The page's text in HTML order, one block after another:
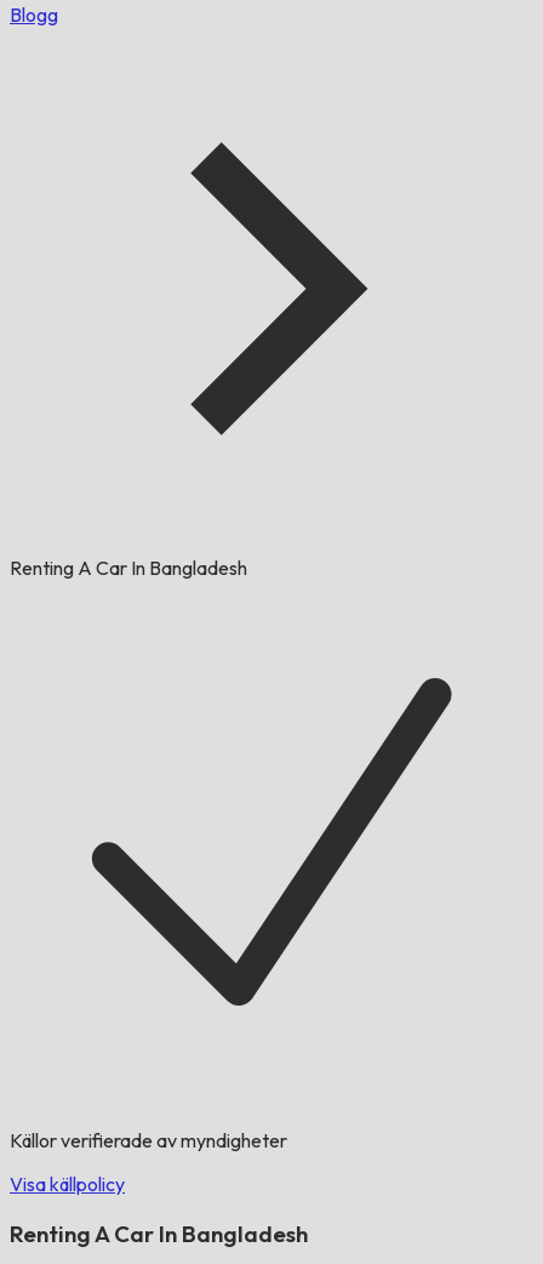
Blogg
Renting A Car In Bangladesh
Källor verifierade av myndigheter
Visa källpolicy
Renting A Car In Bangladesh